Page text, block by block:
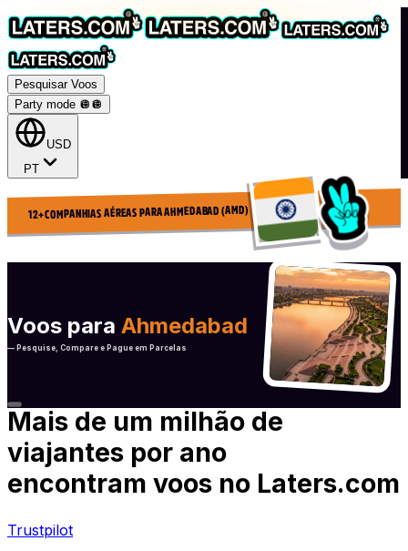
Pesquisar Voos
Party mode 🪩 🪩
USD
PT
12+ COMPANHIAS AÉREAS PARA AHMEDABAD (AMD)
Voos para Ahmedabad
— Pesquise, Compare e Pague em Parcelas
Mais de um milhão de
viajantes por ano
encontram voos no Laters.com
Trustpilot